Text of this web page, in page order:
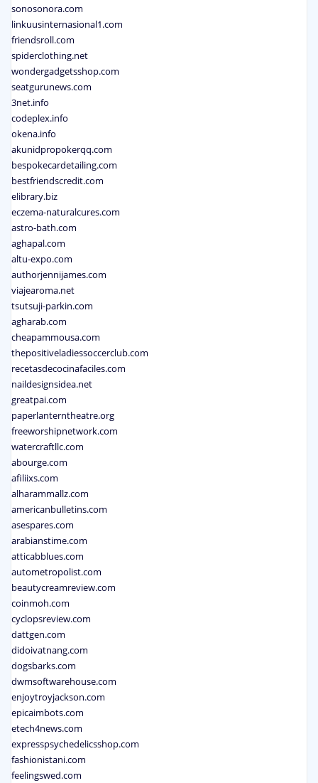
sonosonora.com
linkuusinternasional1.com
friendsroll.com
spiderclothing.net
wondergadgetsshop.com
seatgurunews.com
3net.info
codeplex.info
okena.info
akunidpropokerqq.com
bespokecardetailing.com
bestfriendscredit.com
elibrary.biz
eczema-naturalcures.com
astro-bath.com
aghapal.com
altu-expo.com
authorjennijames.com
viajearoma.net
tsutsuji-parkin.com
agharab.com
cheapammousa.com
thepositiveladiessoccerclub.com
recetasdecocinafaciles.com
naildesignsidea.net
greatpai.com
paperlanterntheatre.org
freeworshipnetwork.com
watercraftllc.com
abourge.com
afiliixs.com
alharammallz.com
americanbulletins.com
asespares.com
arabianstime.com
atticabblues.com
autometropolist.com
beautycreamreview.com
coinmoh.com
cyclopsreview.com
dattgen.com
didoivatnang.com
dogsbarks.com
dwmsoftwarehouse.com
enjoytroyjackson.com
epicaimbots.com
etech4news.com
expresspsychedelicsshop.com
fashionistani.com
feelingswed.com